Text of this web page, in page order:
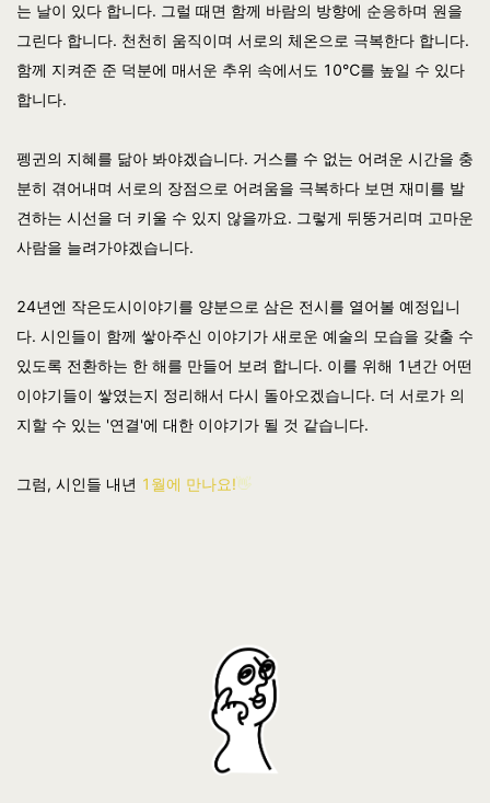
는 날이 있다 합니다. 그럴 때면 함께 바람의 방향에 순응하며 원을
그린다 합니다. 천천히 움직이며 서로의 체온으로 극복한다 합니다.
함께 지켜준 준 덕분에 매서운 추위 속에서도 10℃를 높일 수 있다
합니다.
펭귄의 지혜를 닮아 봐야겠습니다. 거스를 수 없는 어려운 시간을 충
분히 겪어내며 서로의 장점으로 어려움을 극복하다 보면 재미를 발
견하는 시선을 더 키울 수 있지 않을까요. 그렇게 뒤뚱거리며 고마운
사람을 늘려가야겠습니다.
24년엔 작은도시이야기를 양분으로 삼은 전시를 열어볼 예정입니
다. 시인들이 함께 쌓아주신 이야기가 새로운 예술의 모습을 갖출 수
있도록 전환하는 한 해를 만들어 보려 합니다. 이를 위해 1년간 어떤
이야기들이 쌓였는지 정리해서 다시 돌아오겠습니다. 더 서로가 의
지할 수 있는 '연결'에 대한 이야기가 될 것 같습니다.
그럼, 시인들 내년 1월에 만나요!👋